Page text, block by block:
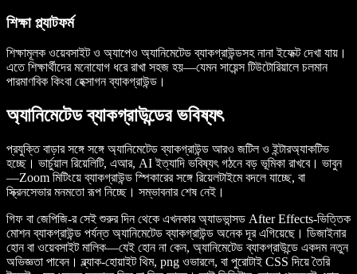
শিক্ষা প্ল্যাটফর্ম
শিক্ষামূলক ওয়েবসাইট ও অ্যাপেও অ্যানিমেটেড ব্যাকগ্রাউন্ডসহ নানা ইফেক্ট দেখা যায়।
এতে শিক্ষার্থীদের মনোযোগ ধরে রাখা সহজ হয়—যেমন সায়েন্স টিউটোরিয়ালে চলমান
পারমাণবিক কিংবা হেক্সাগন ব্যাকগ্রাউন্ড।
অ্যানিমেটেড ব্যাকগ্রাউন্ডের ভবিষ্যৎ
প্রযুক্তি বাড়ার সঙ্গে সঙ্গে অ্যানিমেটেড ব্যাকগ্রাউন্ড আরও জটিল ও ইন্টারঅ্যাকটিভ
হচ্ছে। ভার্চুয়াল রিয়েলিটি, এআর, AI ইত্যাদি ভবিষ্যৎ গঠনে বড় ভূমিকা রাখবে। ভাবুন
—Zoom মিটিংয়ে ব্যাকগ্রাউন্ড স্পিকারের সঙ্গে রিয়েলটাইমে বদলে যাচ্ছে, বা
স্ক্রিনসেভার মনমতো রূপ নিচ্ছে। সম্ভাবনার শেষ নেই।
গিফ বা জেপিজি-র সেই শুরুর দিন থেকে এখনকার অ্যাডভান্সড After Effects-ভিত্তিক
মোশন ব্যাকগ্রাউন্ড পর্যন্ত অ্যানিমেটেড ব্যাকগ্রাউন্ড অনেক দূর এগিয়েছে। ডিজাইনার
হোন বা ওয়েবসাইট মালিক—যেই হোন না কেন, অ্যানিমেটেড ব্যাকগ্রাউন্ডে একদম নতুন
অভিজ্ঞতা পাবেন। ব্ল্যাক-হোয়াইট থিম, png ওভারলে, বা পুরোটাই CSS দিয়ে তৈরি